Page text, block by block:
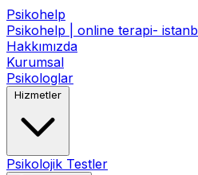
Psikohelp
Psikohelp | online terapi-
Hakkımızda
Kurumsal
Psikologlar
Hizmetler
Psikolojik Testler